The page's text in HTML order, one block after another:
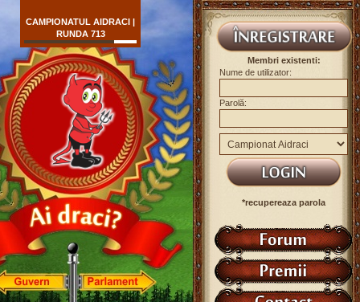
CAMPIONATUL AIDRACI |
RUNDA 713
Membri existenti:
Nume de utilizator:
Parolă:
*recupereaza parola